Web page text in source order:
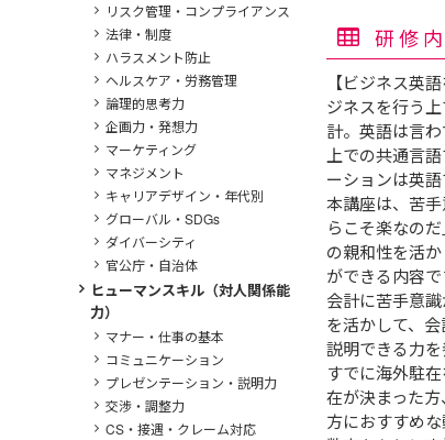
研修
【ビジネス英
ジネスを行う
計。英語は言
上での共通言
ーションは英語
本講座は、苦
らこそ楽なの
の親和性を活
ができる内容で
会計に苦手意
を活かして、
説明できる力を
すでに海外駐
在が決まった
方におすすめな
リスク管理・コンプライアンス
法律・制度
ハラスメント防止
ヘルスケア・労務管理
論理的思考力
企画力・発想力
マーケティング
マネジメント
キャリアデザイン・年代別
グローバル・SDGs
ダイバーシティ
官公庁・自治体
ヒューマンスキル（対人関係能
力）
マナー・仕事の基本
コミュニケーション
プレゼンテーション・説明力
交渉・調整力
CS・接遇・クレーム対応